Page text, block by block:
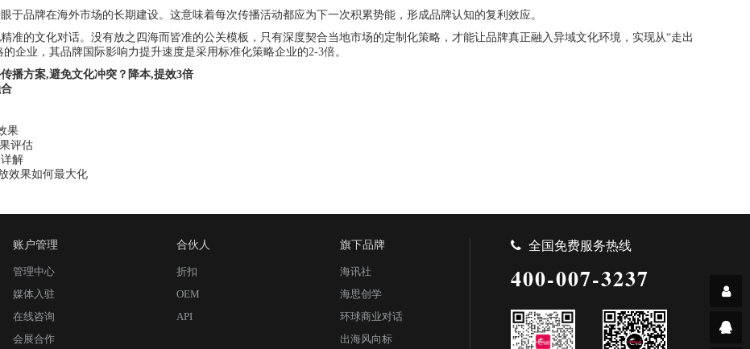
于品牌在海外市场的长期建设。这意味着每次传播活动都应为下一次积累势能，形成品牌认知的复利效应。
准的文化对话。没有放之四海而皆准的公关模板，只有深度契合当地市场的定制化策略，才能让品牌真正融入异域文化环境，实现从“走出
企业，其品牌国际影响力提升速度是采用标准化策略企业的2-3倍。
播方案,避免文化冲突？降本,提效3倍
果
评估
解
效果如何最大化
账户管理
管理中心
媒体入驻
在线咨询
会展合作
合伙人
折扣
OEM
API
旗下品牌
海讯社
海思创学
环球商业对话
出海风向标
全国免费服务热线
400-007-3237